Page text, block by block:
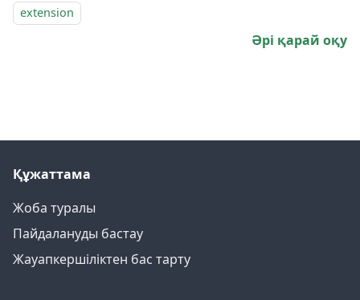
extension
Әрі қарай оқу
Құжаттама
Жоба туралы
Пайдалануды бастау
Жауапкершіліктен бас тарту